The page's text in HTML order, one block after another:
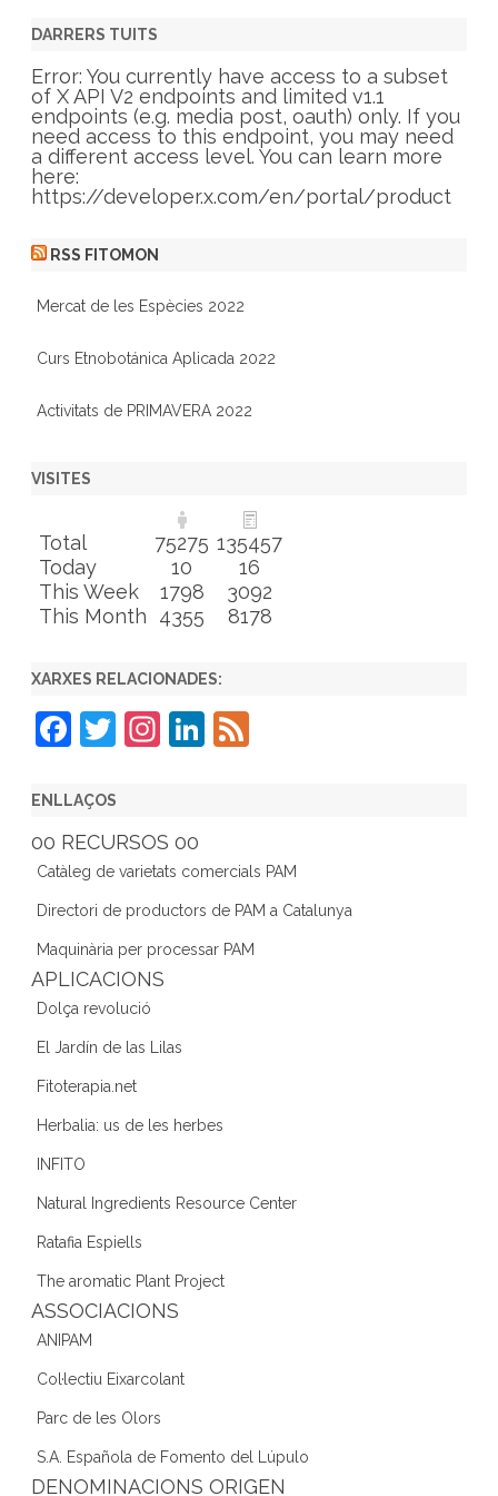
g
r
i
e
s
DARRERS TUITS
Error: You currently have access to a subset
of X API V2 endpoints and limited v1.1
endpoints (e.g. media post, oauth) only. If you
need access to this endpoint, you may need
a different access level. You can learn more
here:
https://developer.x.com/en/portal/product
RSS FITOMON
Mercat de les Espècies 2022
Curs Etnobotánica Aplicada 2022
Activitats de PRIMAVERA 2022
VISITES
Total 75275 135457
Today
10
16
This Week
1798
3092
This Month
4355 8178
XARXES RELACIONADES:
F
c
e
b
o
o
k
T
er
In
gr
a
m
Li
dI
n
ENLLAÇOS
00 RECURSOS 00
Catàleg de varietats comercials PAM
Directori de productors de PAM a Catalunya
Maquinària per processar PAM
APLICACIONS
Dolça revolució
El Jardín de las Lilas
Fitoterapia.net
Herbalia: us de les herbes
INFITO
Natural Ingredients Resource Center
Ratafia Espiells
The aromatic Plant Project
ASSOCIACIONS
ANIPAM
Col·lectiu Eixarcolant
Parc de les Olors
S.A. Española de Fomento del Lúpulo
DENOMINACIONS ORIGEN